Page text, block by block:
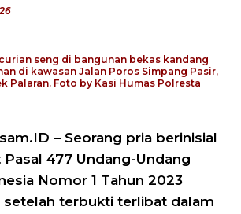
seng di bangunan bekas kandang
di kawasan Jalan Poros Simpang Pasir,
Palaran. Foto by Kasi Humas Polresta
– Seorang pria berinisial
Pasal 477 Undang-Undang
Nomor 1 Tahun 2023
setelah terbukti terlibat dalam